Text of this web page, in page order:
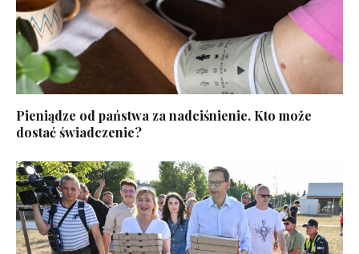
Pieniądze od państwa za nadciśnienie. Kto może
dostać świadczenie?